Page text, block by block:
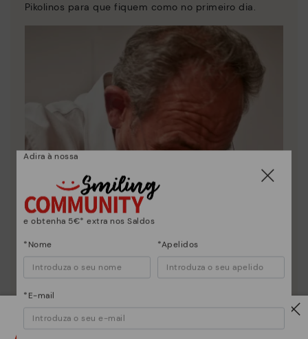
Pikolinos para que fiquem como no primeiro dia.
Adira à nossa
e obtenha 5€* extra nos Saldos
*Nome *Apelidos
*E-mail